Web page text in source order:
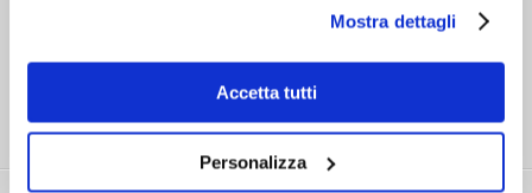
Mostra dettagli
Accetta tutti
Personalizza